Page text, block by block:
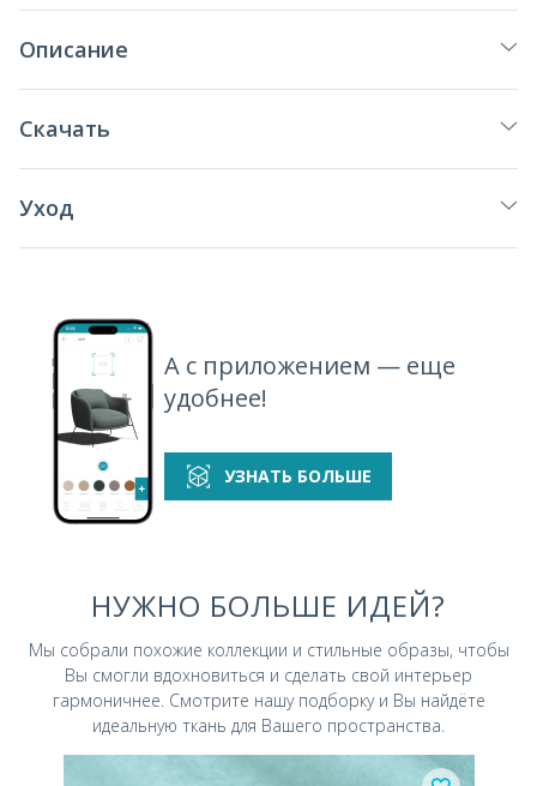
Описание
Скачать
Уход
А с приложением — еще
удобнее!
УЗНАТЬ БОЛЬШЕ
НУЖНО БОЛЬШЕ ИДЕЙ?
Мы собрали похожие коллекции и стильные образы, чтобы
Вы смогли вдохновиться и сделать свой интерьер
гармоничнее. Смотрите нашу подборку и Вы найдёте
идеальную ткань для Вашего пространства.